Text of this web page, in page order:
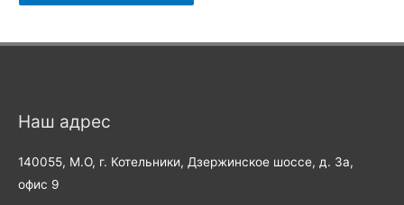
Наш адрес
140055, М.О, г. Котельники, Дзержинское шоссе, д. 3а,
офис 9